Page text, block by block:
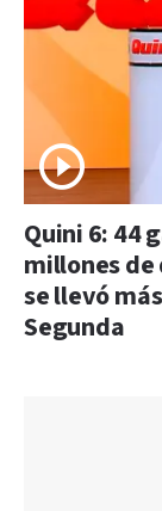
Quini 6: 44
millones de
se llevó
Segunda